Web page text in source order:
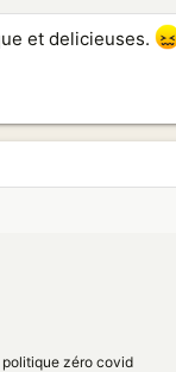
et delicieuses.
zéro covid